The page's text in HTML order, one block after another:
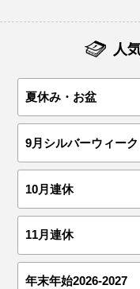
人
夏休み・お盆
9月シルバーウィーク
10月連休
11月連休
年末年始2026-2027